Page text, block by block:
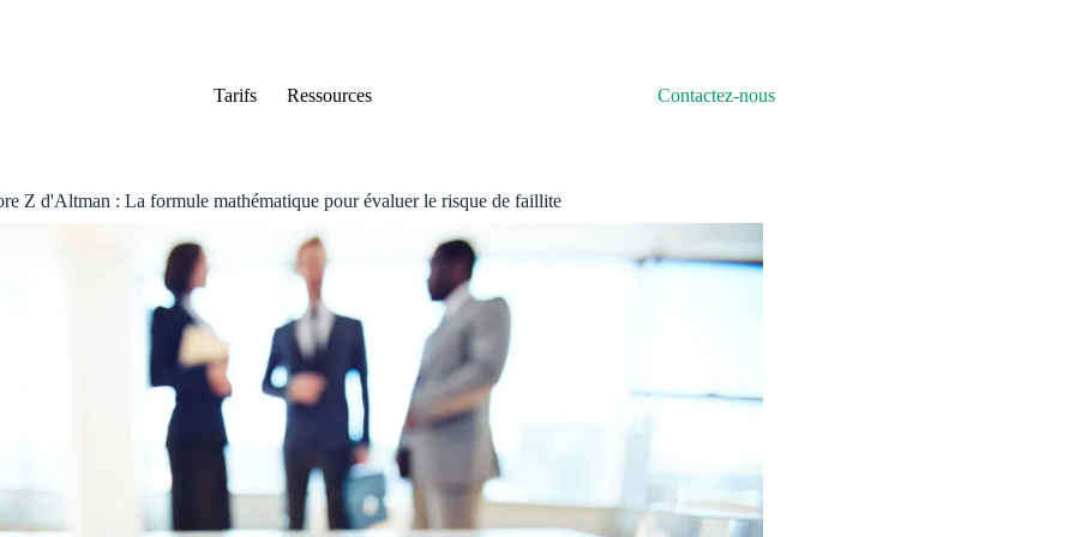
Tarifs Ressources Contactez-nous
Z d'Altman : La formule mathématique pour évaluer le risque de faillite